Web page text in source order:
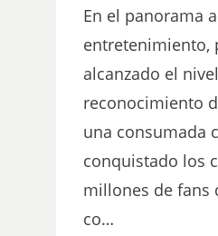
En el panorama
entretenimiento,
alcanzado el
reconocimiento
una consumada
conquistado los
millones de fans
co…